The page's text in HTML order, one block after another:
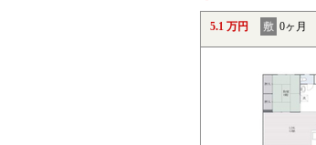
5.1 万円 敷 0ヶ月